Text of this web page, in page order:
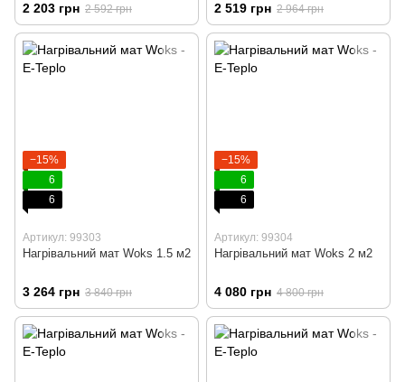
2 203 грн 2 592 грн 2 519 грн 2 964 грн
−15%
6
6
Артикул: 99303
Нагрівальний мат Woks 1.5 м2
3 264 грн 3 840 грн
−15%
6
6
Артикул: 99304
Нагрівальний мат Woks 2 м2
4 080 грн 4 800 грн